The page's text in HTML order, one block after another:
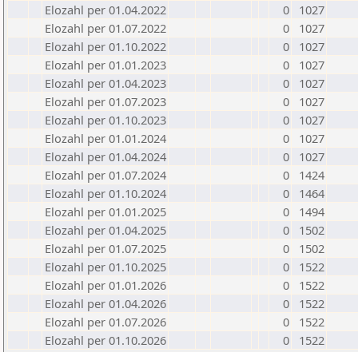
Elozahl per 01.04.2022
0
1027
Elozahl per 01.07.2022
0
1027
Elozahl per 01.10.2022
0
1027
Elozahl per 01.01.2023
0
1027
Elozahl per 01.04.2023
0
1027
Elozahl per 01.07.2023
0
1027
Elozahl per 01.10.2023
0
1027
Elozahl per 01.01.2024
0
1027
Elozahl per 01.04.2024
0
1027
Elozahl per 01.07.2024
0
1424
Elozahl per 01.10.2024
0
1464
Elozahl per 01.01.2025
0
1494
Elozahl per 01.04.2025
0
1502
Elozahl per 01.07.2025
0
1502
Elozahl per 01.10.2025
0
1522
Elozahl per 01.01.2026
0
1522
Elozahl per 01.04.2026
0
1522
Elozahl per 01.07.2026
0
1522
Elozahl per 01.10.2026
0 1522